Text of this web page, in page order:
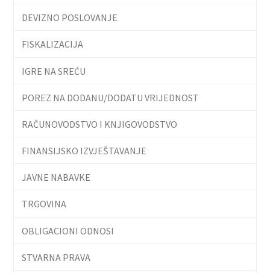
DEVIZNO POSLOVANJE
FISKALIZACIJA
IGRE NA SREĆU
POREZ NA DODANU/DODATU VRIJEDNOST
RAČUNOVODSTVO I KNJIGOVODSTVO
FINANSIJSKO IZVJEŠTAVANJE
JAVNE NABAVKE
TRGOVINA
OBLIGACIONI ODNOSI
STVARNA PRAVA